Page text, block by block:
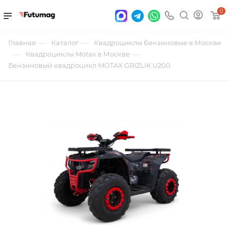
0
Главная — Каталог — Квадроциклы бензиновые в Москве
— Квадроциклы Motax в Москве —
Бензиновый квадроцикл MOTAX GRIZLIK U200